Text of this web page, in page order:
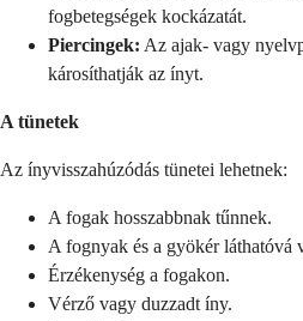
fogbetegségek kockázatát.
Piercingek: Az ajak- vagy
károsíthatják az ínyt.
A tünetek
Az ínyvisszahúzódás tünetei lehetnek:
A fogak hosszabbnak tűnnek.
A fognyak és a gyökér láthatóvá
Érzékenység a fogakon.
Vérző vagy duzzadt íny.